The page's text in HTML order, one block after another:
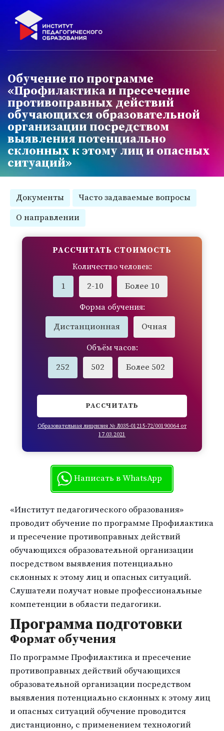
Обучение по программе
«Профилактика и пресечение
противоправных действий
обучающихся образовательной
организации посредством
выявления потенциально
склонных к этому лиц и опасных
ситуаций»
Документы
Часто задаваемые вопросы
О направлении
РАССЧИТАТЬ СТОИМОСТЬ
Количество человек:
1 2-10 Более 10
Форма обучения:
Дистанционная Очная
Объём часов:
252 502 Более 502
РАССЧИТАТЬ
Образовательная лицензия № Л035-01215-72/00190064 от
17.03.2021
Написать в WhatsApp
«Институт педагогического образования»
проводит обучение по программе Профилактика
и пресечение противоправных действий
обучающихся образовательной организации
посредством выявления потенциально
склонных к этому лиц и опасных ситуаций.
Слушатели получат новые профессиональные
компетенции в области педагогики.
Программа подготовки
Формат обучения
По программе Профилактика и пресечение
противоправных действий обучающихся
образовательной организации посредством
выявления потенциально склонных к этому лиц
и опасных ситуаций обучение проводится
дистанционно, с применением технологий